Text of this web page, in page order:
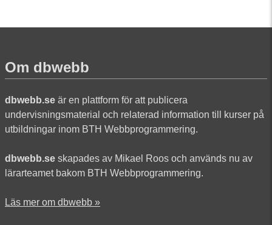
Om dbwebb
dbwebb.seär en plattform för att publicera
undervisningsmaterial och relaterad information till kurser på
utbildningar inom BTH Webbprogrammering.
dbwebb.seskapades av Mikael Roos och används nu av
lärarteamet bakom BTH Webbprogrammering.
Läs mer om dbwebb »